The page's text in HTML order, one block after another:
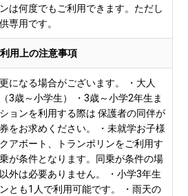
は何度でもご利用できます。ただし
専用です。
用上の注意事項
になる場合がございます。 ・大人
3歳～小学生） ・3歳～小学2年生ま
ョンを利用する際は 保護者の同伴が
をお求めください。 ・未就学お子様
アボート、トランポリンをご利用す
が条件となります。同乗が条件の場
外は必要ありません。 ・小学3年生
とも1人で利用可能です。 ・雨天の